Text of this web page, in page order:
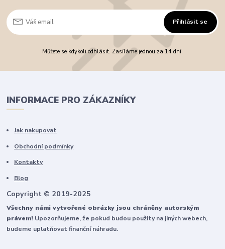
Přihlásit se
Můžete se kdykoli odhlásit. Zasíláme jednou za 14 dní.
INFORMACE PRO ZÁKAZNÍKY
Jak nakupovat
Obchodní podmínky
Kontakty
Blog
Copyright © 2019-2025
Všechny námi vytvořené obrázky jsou chráněny autorským
právem! Upozorňujeme, že pokud budou použity na jiných webech,
budeme uplatňovat finanční náhradu.